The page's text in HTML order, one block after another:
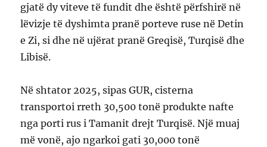
gjatë dy viteve të fundit dhe është përfshirë në
lëvizje të dyshimta pranë porteve ruse në Detin
e Zi, si dhe në ujërat pranë Greqisë, Turqisë dhe
Libisë.
Në shtator 2025, sipas GUR, cisterna
transportoi rreth 30,500 tonë produkte nafte
nga porti rus i Tamanit drejt Turqisë. Një muaj
më vonë, ajo ngarkoi gati 30,000 tonë